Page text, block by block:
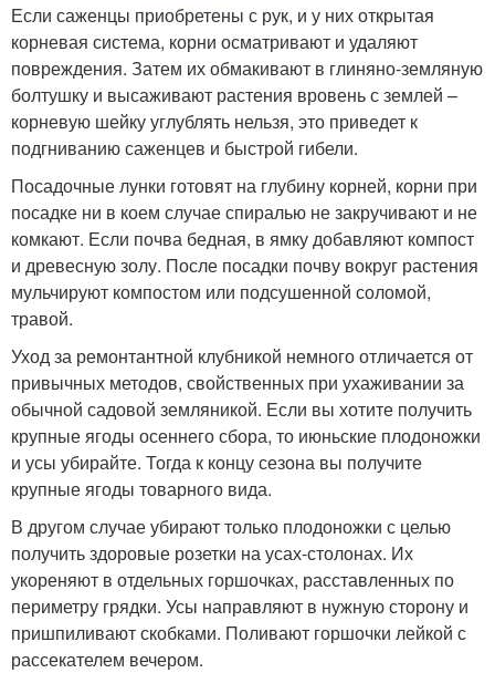
Если саженцы приобретены с рук, и у них открытая
корневая система, корни осматривают и удаляют
повреждения. Затем их обмакивают в глиняно-земляную
болтушку и высаживают растения вровень с землей –
корневую шейку углублять нельзя, это приведет к
подгниванию саженцев и быстрой гибели.
Посадочные лунки готовят на глубину корней, корни при
посадке ни в коем случае спиралью не закручивают и не
комкают. Если почва бедная, в ямку добавляют компост
и древесную золу. После посадки почву вокруг растения
мульчируют компостом или подсушенной соломой,
травой.
Уход за ремонтантной клубникой немного отличается от
привычных методов, свойственных при ухаживании за
обычной садовой земляникой. Если вы хотите получить
крупные ягоды осеннего сбора, то июньские плодоножки
и усы убирайте. Тогда к концу сезона вы получите
крупные ягоды товарного вида.
В другом случае убирают только плодоножки с целью
получить здоровые розетки на усах-столонах. Их
укореняют в отдельных горшочках, расставленных по
периметру грядки. Усы направляют в нужную сторону и
пришпиливают скобками. Поливают горшочки лейкой с
рассекателем вечером.